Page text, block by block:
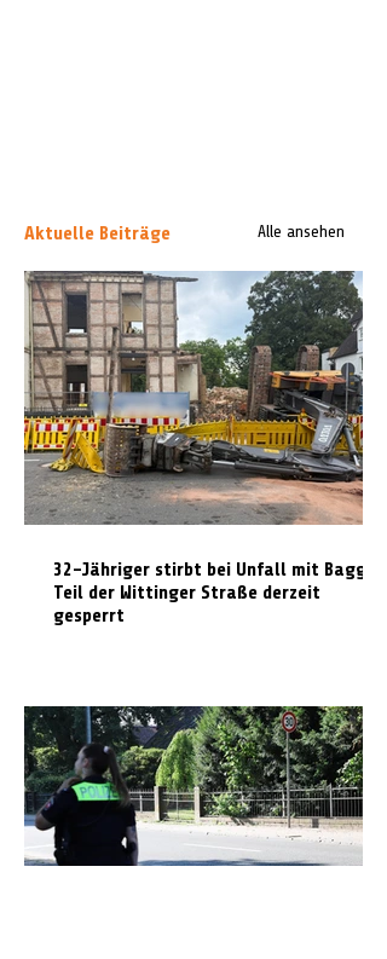
Aktuelle Beiträge Alle ansehen
32-Jähriger stirbt bei Unfall mit Bagger:
Teil der Wittinger Straße derzeit
gesperrt